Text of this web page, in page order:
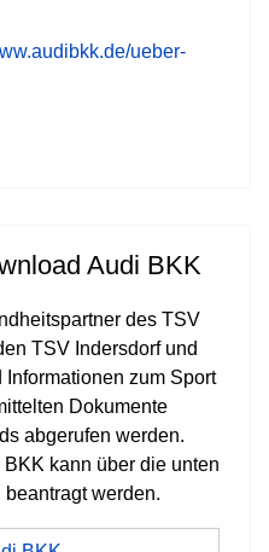
ueber-
Audi BKK
des TSV
TSV Indersdorf und
zum Sport
Dokumente
abgerufen werden.
kann über die unten
werden.